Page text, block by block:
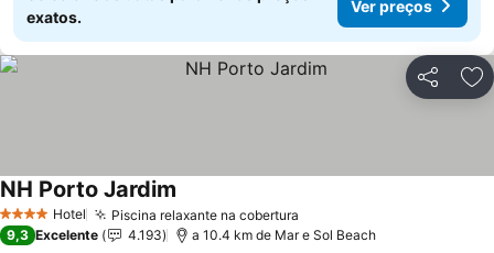
exatos.
Ver preços
Partilhar
4 EstrelasHotel Piscina relaxante na cobertura
NH Porto Jardim
9,3 Excelente 4.193 a 10.4 km de Mar e Sol Beach